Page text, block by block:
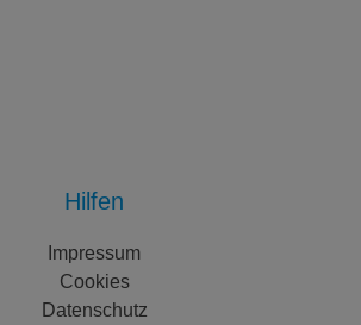
Hilfen
Impressum
Cookies
Datenschutz